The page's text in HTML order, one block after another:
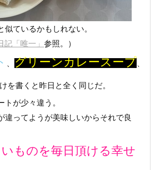
ているかもしれない。
「唯一」 参照。）
、 グリーンカレースープ、
を書くと昨日と全く同じだ。
トが少々違う。
違ってようが美味しいからそれで良
ものを毎日頂ける幸せ